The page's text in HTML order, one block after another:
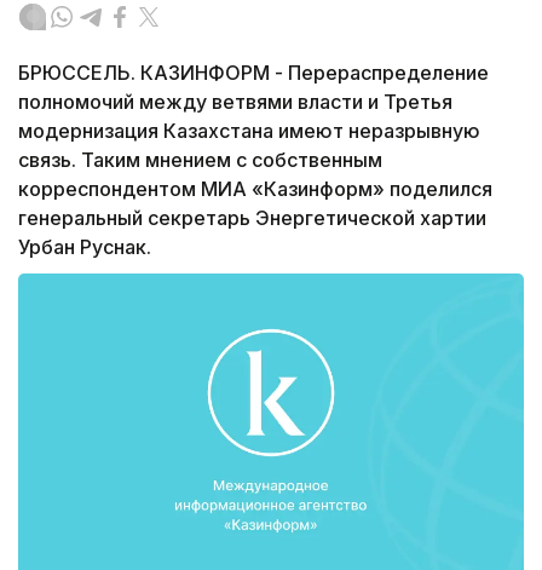
БРЮССЕЛЬ. КАЗИНФОРМ - Перераспределение
полномочий между ветвями власти и Третья
модернизация Казахстана имеют неразрывную
связь. Таким мнением с собственным
корреспондентом МИА «Казинформ» поделился
генеральный секретарь Энергетической хартии
Урбан Руснак.